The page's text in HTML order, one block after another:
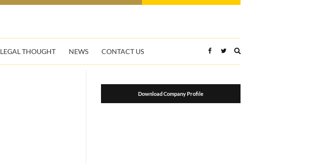
LEGAL THOUGHT NEWS CONTACT US
Download Company Profile